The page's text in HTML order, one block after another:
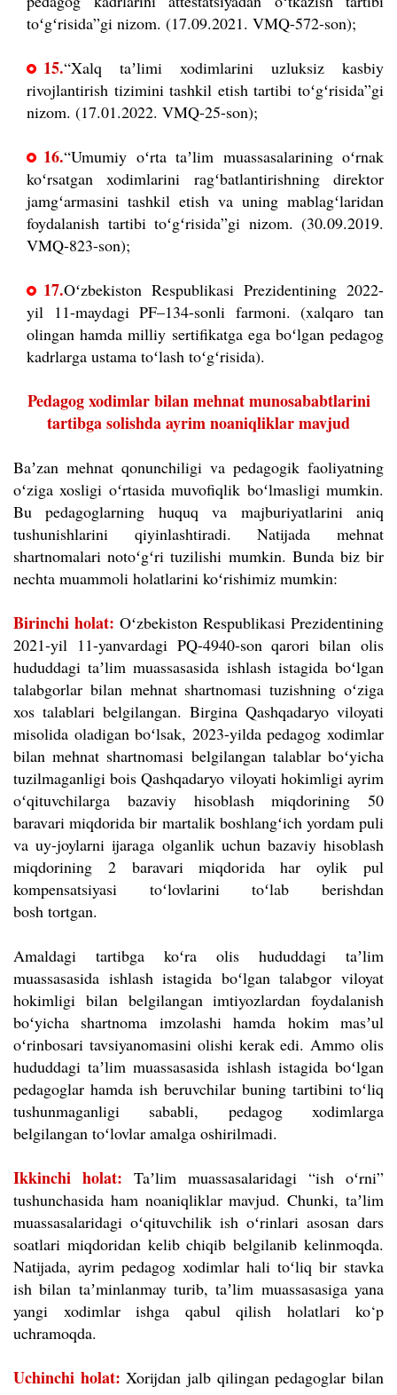
toʻgʻrisida”gi nizom. (17.09.2021. VMQ-572-son);
15.“Xalq taʼlimi xodimlarini uzluksiz kasbiy
rivojlantirish tizimini tashkil etish tartibi toʻgʻrisida”gi
nizom. (17.01.2022. VMQ-25-son);
16.“Umumiy oʻrta taʼlim muassasalarining oʻrnak
koʻrsatgan xodimlarini ragʻbatlantirishning direktor
jamgʻarmasini tashkil etish va uning mablagʻlaridan
foydalanish tartibi toʻgʻrisida”gi nizom. (30.09.2019.
VMQ-823-son);
17.Oʻzbekiston Respublikasi Prezidentining 2022-
yil 11-maydagi PF–134-sonli farmoni. (xalqaro tan
olingan hamda milliy sertifikatga ega boʻlgan pedagog
kadrlarga ustama toʻlash toʻgʻrisida).
Pedagog xodimlar bilan mehnat munosababtlarini
tartibga solishda ayrim noaniqliklar mavjud
Baʼzan mehnat qonunchiligi va pedagogik faoliyatning
oʻziga xosligi oʻrtasida muvofiqlik boʻlmasligi mumkin.
Bu pedagoglarning huquq va majburiyatlarini aniq
tushunishlarini qiyinlashtiradi. Natijada mehnat
shartnomalari notoʻgʻri tuzilishi mumkin. Bunda biz bir
nechta muammoli holatlarini koʻrishimiz mumkin:
Birinchi holat: Oʻzbekiston Respublikasi Prezidentining
2021-yil 11-yanvardagi PQ-4940-son qarori bilan olis
hududdagi taʼlim muassasasida ishlash istagida boʻlgan
talabgorlar bilan mehnat shartnomasi tuzishning oʻziga
xos talablari belgilangan. Birgina Qashqadaryo viloyati
misolida oladigan boʻlsak, 2023-yilda pedagog xodimlar
bilan mehnat shartnomasi belgilangan talablar boʻyicha
tuzilmaganligi bois Qashqadaryo viloyati hokimligi ayrim
oʻqituvchilarga bazaviy hisoblash miqdorining 50
baravari miqdorida bir martalik boshlangʻich yordam puli
va uy-joylarni ijaraga olganlik uchun bazaviy hisoblash
miqdorining 2 baravari miqdorida har oylik pul
kompensatsiyasi toʻlovlarini toʻlab berishdan
bosh tortgan.
Amaldagi tartibga koʻra olis hududdagi taʼlim
muassasasida ishlash istagida boʻlgan talabgor viloyat
hokimligi bilan belgilangan imtiyozlardan foydalanish
boʻyicha shartnoma imzolashi hamda hokim masʼul
oʻrinbosari tavsiyanomasini olishi kerak edi. Ammo olis
hududdagi taʼlim muassasasida ishlash istagida boʻlgan
pedagoglar hamda ish beruvchilar buning tartibini toʻliq
tushunmaganligi sababli, pedagog xodimlarga
belgilangan toʻlovlar amalga oshirilmadi.
Ikkinchi holat: Taʼlim muassasalaridagi “ish oʻrni”
tushunchasida ham noaniqliklar mavjud. Chunki, taʼlim
muassasalaridagi oʻqituvchilik ish oʻrinlari asosan dars
soatlari miqdoridan kelib chiqib belgilanib kelinmoqda.
Natijada, ayrim pedagog xodimlar hali toʻliq bir stavka
ish bilan taʼminlanmay turib, taʼlim muassasasiga yana
yangi xodimlar ishga qabul qilish holatlari ko‘p
uchramoqda.
Uchinchi holat: Xorijdan jalb qilingan pedagoglar bilan